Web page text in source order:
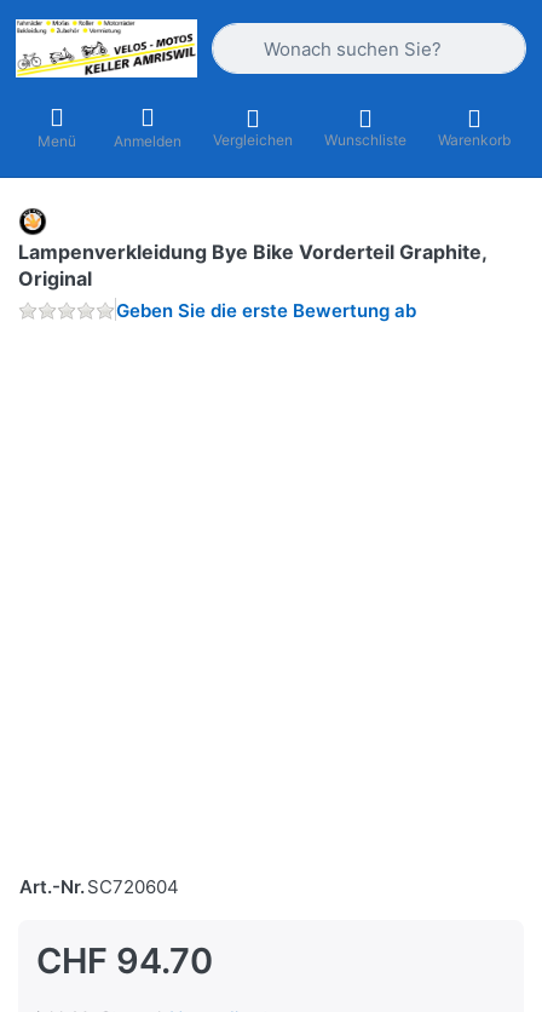
Geben Sie einen Suchbegriff ein.
Menü Anmelden Vergleichen Wunschliste Warenkorb
Lampenverkleidung Bye Bike Vorderteil Graphite,
Original
Geben Sie die erste Bewertung ab
Art.-Nr.SC720604
CHF 94.70